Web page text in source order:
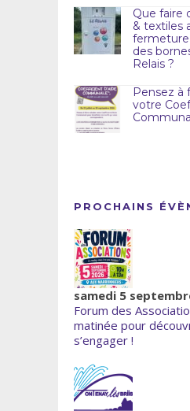
Que faire
& textiles
fermeture
des
Relais ?
Pensez à
votre
PROCHAINS
samedi 5
Forum des
matinée pour
s’engager !